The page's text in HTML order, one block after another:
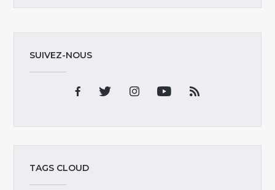
SUIVEZ-NOUS
TAGS CLOUD